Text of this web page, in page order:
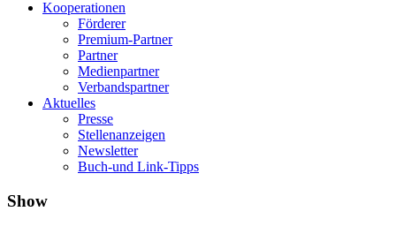
Kooperationen
Förderer
Premium-Partner
Partner
Medienpartner
Verbandspartner
Aktuelles
Presse
Stellenanzeigen
Newsletter
Buch-und Link-Tipps
Show